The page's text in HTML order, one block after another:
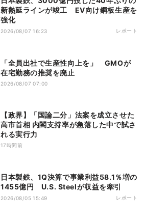
新熱延ラインが竣工 EV向け鋼板生産を
強化
2026/08/07 16:23 レポート
「全員出社で生産性向上を」 GMOが
在宅勤務の推奨を廃止
2026/08/07 07:00
【政界】「国論二分」法案を成立させた
高市首相 内閣支持率が急落した中で試さ
れる実行力
17時間前
日本製鉄、1Q決算で事業利益58.1％増の
1455億円 U.S. Steelが収益を牽引
2026/08/05 15:49 レポート